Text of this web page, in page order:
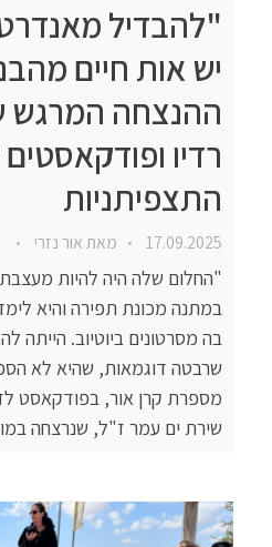
"להבדיל
יש אות חיים
ההנצחה המרגש
רדיו
התצפיתניות
17.09.2025 מאתאור נזרי
"החלום שלה היה להיות
במתנה מכונת תפירה והיא
בה מסרטונים ביוטיוב. הייתה
שרבטה דוגמאות, שהיא לא
מספרת קרן אור, בפודקאסט
שירת ים עמר ז"ל, שנרצחה